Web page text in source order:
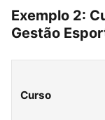
Exemplo 2:
Gestão
Curso